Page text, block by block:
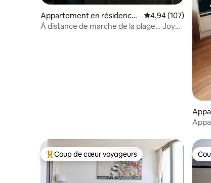
Appartement en résidence ⋅
Sunshine Beach
Évaluation
4,94 (107)
À distance de marche de la plage… Joyau
⋅
Coups de cœur voyageurs les plus appréciés
Coup de cœur voyageurs